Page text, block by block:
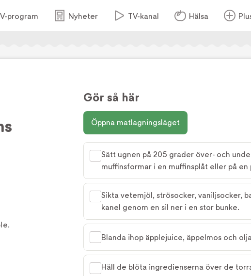
program Nyheter TV-kanal Hälsa
Gör så här
Öppna matlagningsläget
Sätt ugnen på 205 grader över- och
muffinsformar i en muffinsplåt eller på en
Sikta vetemjöl, strösocker, vaniljsocker,
kanel genom en sil ner i en stor bunke.
Blanda ihop äpplejuice, äppelmos och
Häll de blöta ingredienserna över de